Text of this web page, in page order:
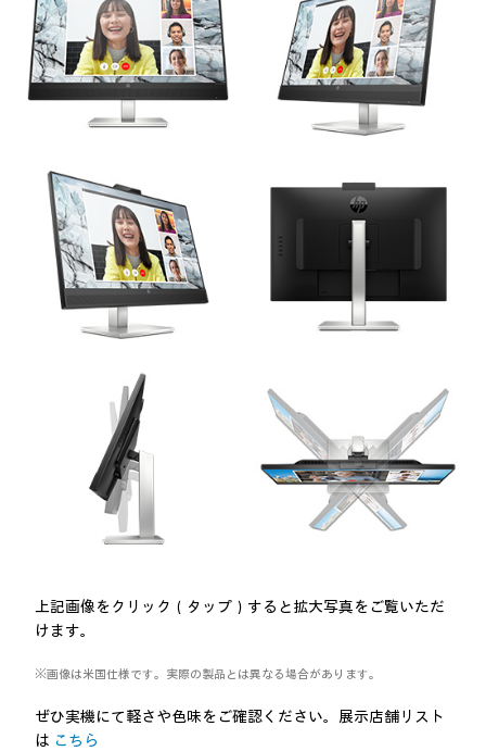
上記画像をクリック（タップ）すると拡大写真をご覧いただ
けます。
※画像は米国仕様です。実際の製品とは異なる場合があります。
ぜひ実機にて軽さや色味をご確認ください。展示店舗リスト
は こちら